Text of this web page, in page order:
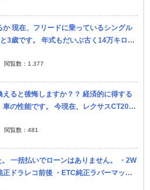
現在、フリードに乗っているシングル
3歳です。 年式もだいぶ古く14万キロ走
えようと思っています。 維持費の安さ
閲覧数： 1,377
ると後悔しますか？？ 経済的に得する
の性能です。 今現在、レクサスCT200h
て変わらないなら軽自動車にしようか...
閲覧数： 481
一括払いでローンはありません。 ・2W
正ドラレコ前後 ・ETC純正ラバーマット
ィング 長く乗るつもりで買っ...